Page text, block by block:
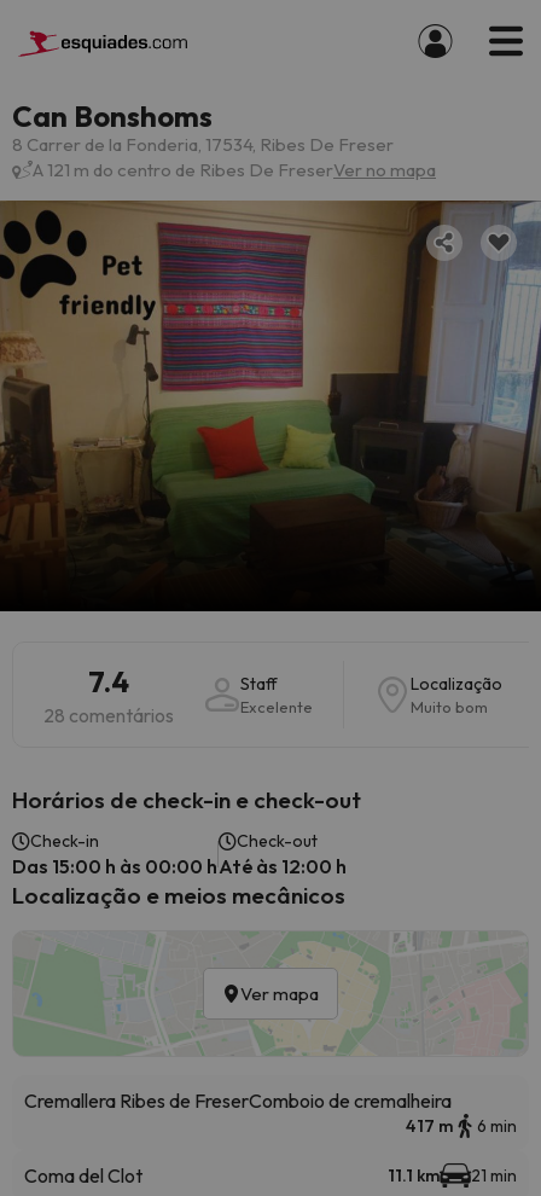
Can Bonshoms
8 Carrer de la Fonderia, 17534, Ribes De Freser
A 121 m do centro de Ribes De FreserVer no mapa
7.4
28 comentários
Staff
Excelente
Localização
Muito bom
Horários de check-in e check-out
Check-in
Das 15:00 h às 00:00 h
Check-out
Até às 12:00 h
Localização e meios mecânicos
Ver mapa
Cremallera Ribes de FreserComboio de cremalheira
417 m 6 min
Coma del Clot 11.1 km 21 min